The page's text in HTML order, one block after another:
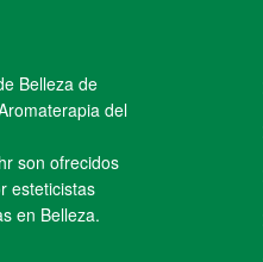
Belleza de
del
son ofrecidos
esteticistas
en Belleza.